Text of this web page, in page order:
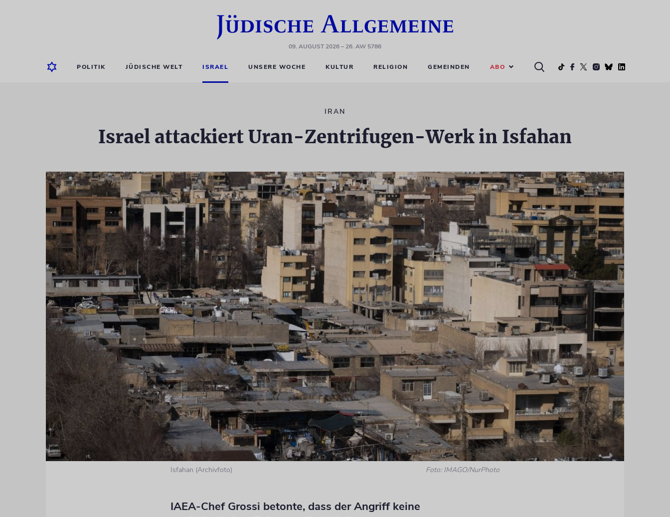
09. AUGUST 2026– 26. AW 5786
POLITIK JÜDISCHE WELT ISRAEL UNSERE WOCHE KULTUR RELIGION GEMEINDEN ABO
IRAN
Israel attackiert Uran-Zentrifugen-Werk in Isfahan
Isfahan (Archivfoto) Foto: IMAGO/NurPhoto
IAEA-Chef Grossi betonte, dass der Angriff keine